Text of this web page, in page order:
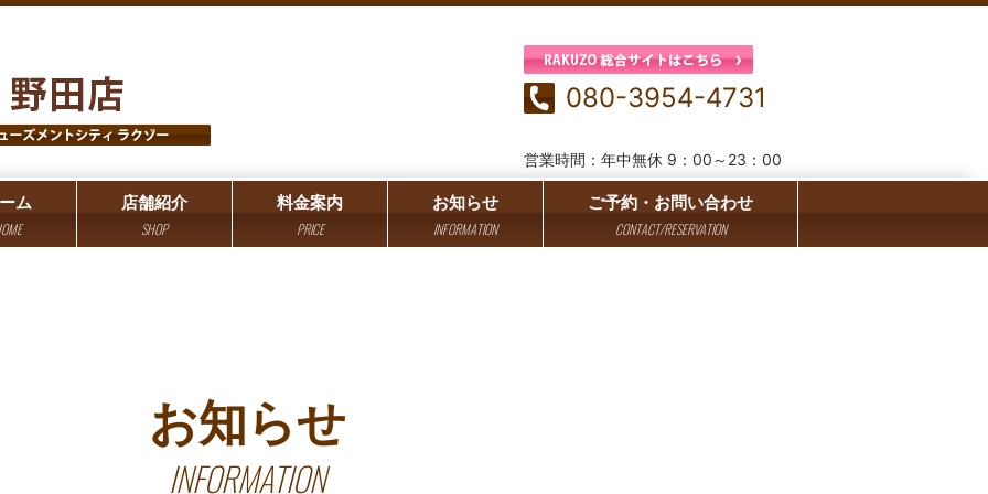
080-3954-4731
営業時間：年中無休 9：00～23：00
ム 店舗紹介
SHOP
料金案内
PRICE
お知らせ
INFORMATION
ご予約・お問い合わせ
CONTACT/RESERVATION
お知らせ
INFORMATION